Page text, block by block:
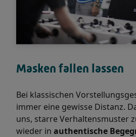
Masken fallen lassen
Bei klassischen
immer eine gewisse Distanz.
uns, starre Verhaltensmuster
wieder in authentische